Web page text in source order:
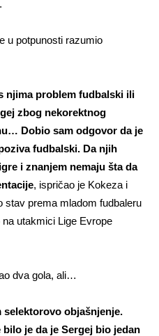
u potpunosti razumio
njima problem fudbalski ili
zbog nekorektnog
Dobio sam odgovor da je
fudbalski. Da njih
i znanjem nemaju šta da
, ispričao je Kokeza i
stav prema mladom fudbaleru
utakmici Lige Evrope
dva gola, ali…
selektorovo objašnjenje.
je da je Sergej bio jedan